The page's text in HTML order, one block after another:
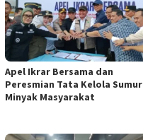
Apel Ikrar Bersama dan
Peresmian Tata Kelola Sumur
Minyak Masyarakat